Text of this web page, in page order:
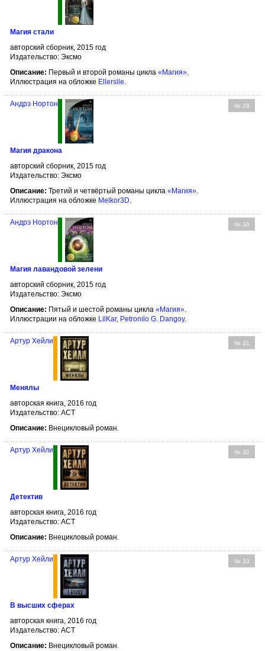
Магия стали
авторский сборник, 2015 год
Издательство: Эксмо
Описание: Первый и второй романы цикла «Магия».
Иллюстрация на обложке Ellersile.
№ 29
Андрэ Нортон
Магия дракона
авторский сборник, 2015 год
Издательство: Эксмо
Описание: Третий и четвёртый романы цикла «Магия».
Иллюстрация на обложке Melkor3D.
№ 30
Андрэ Нортон
Магия лавандовой зелени
авторский сборник, 2015 год
Издательство: Эксмо
Описание: Пятый и шестой романы цикла «Магия».
Иллюстрации на обложке LilKar, Petronilo G. Dangoy.
№ 31
Артур Хейли
Менялы
авторская книга, 2016 год
Издательство: АСТ
Описание: Внецикловый роман.
№ 32
Артур Хейли
Детектив
авторская книга, 2016 год
Издательство: АСТ
Описание: Внецикловый роман.
№ 33
Артур Хейли
В высших сферах
авторская книга, 2016 год
Издательство: АСТ
Описание: Внецикловый роман.